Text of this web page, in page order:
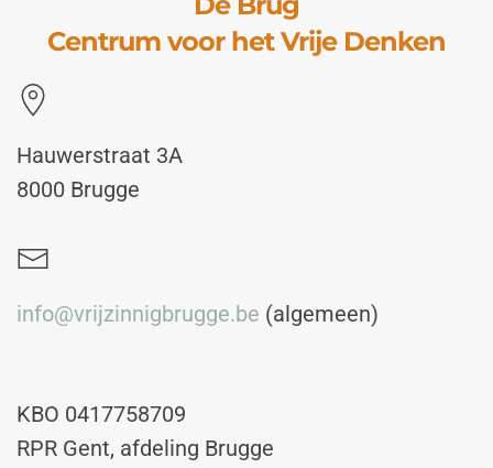
Centrum voor het Vrije Denken
Hauwerstraat 3A
8000 Brugge
info@vrijzinnigbrugge.be (algemeen)
KBO 0417758709
RPR Gent, afdeling Brugge